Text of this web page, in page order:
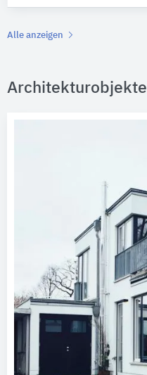
Alle anzeigen
Architekturobjekte